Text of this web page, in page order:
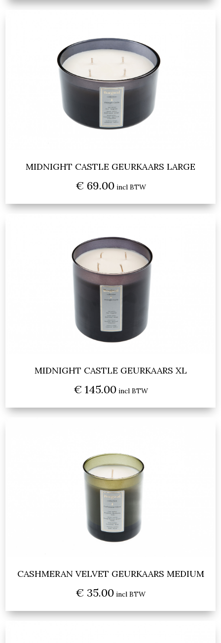
MIDNIGHT CASTLE GEURKAARS LARGE
€ 69.00incl BTW
MIDNIGHT CASTLE GEURKAARS XL
€ 145.00incl BTW
CASHMERAN VELVET GEURKAARS MEDIUM
€ 35.00 incl BTW